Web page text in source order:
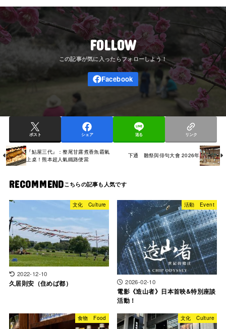
FOLLOW
ポスト シェア 送る リンク
『鮎屋三代』：整尾甘露煮香魚霸氣
上桌！熊本超人氣鐵路便當
下通 雛祭與俳句大會 2026年
RECOMMEND
文化 Culture
2022-12-10
久居則安（住めば都）
活動 Event
2026-02-10
電影《造山者》日本首映&特別座談
活動！
食物 Food 文化 Culture